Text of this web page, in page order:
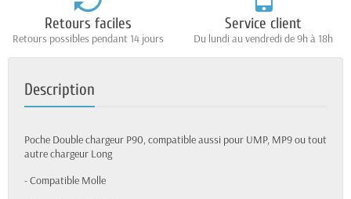
Retours faciles
Retours possibles pendant 14 jours
Service client
Du lundi au vendredi de 9h à 18h
Description
Poche Double chargeur P90, compatible aussi pour UMP, MP9 ou tout
autre chargeur Long
- Compatible Molle